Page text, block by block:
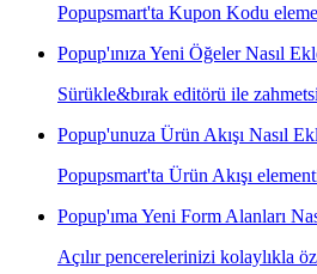
Popupsmart'ta Kupon Kodu
Popup'ınıza Yeni Öğeler Nasıl
Sürükle&bırak editörü ile
Popup'unuza Ürün Akışı Nasıl
Popupsmart'ta Ürün Akışı
Popup'ıma Yeni Form Alanları
Açılır pencerelerinizi kolaylıkla